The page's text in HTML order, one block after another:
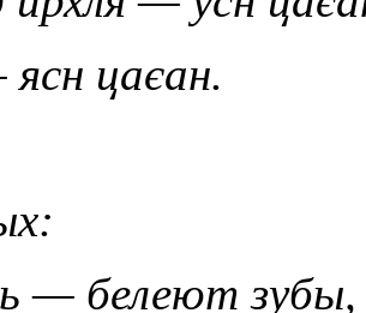
цаєан.
— белеют зубы,